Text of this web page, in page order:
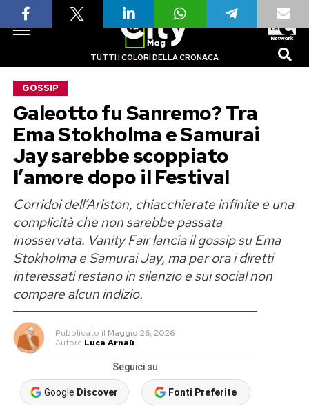
TUTTI I COLORI DELLA CRONACA
GOSSIP
Galeotto fu Sanremo? Tra
Ema Stokholma e Samurai
Jay sarebbe scoppiato
l’amore dopo il Festival
Corridoi dell’Ariston, chiacchierate infinite e una
complicità che non sarebbe passata
inosservata. Vanity Fair lancia il gossip su Ema
Stokholma e Samurai Jay, ma per ora i diretti
interessati restano in silenzio e sui social non
compare alcun indizio.
Pubblicato il Maggio 26, 2026
Autore Luca Arnaù
Seguici su
Google Discover Fonti Preferite